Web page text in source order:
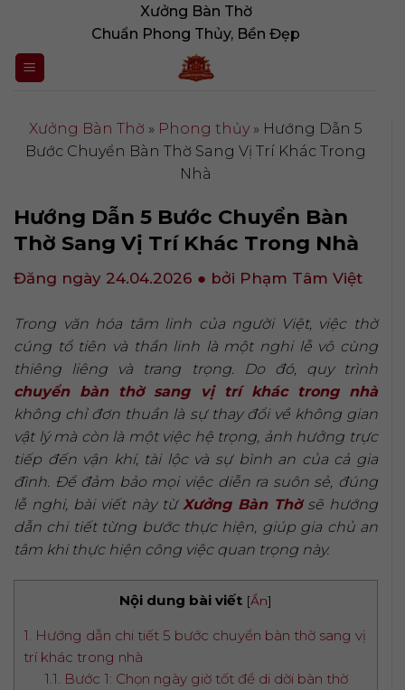
nội
dung
Xưởng Bàn Thờ
Chuẩn Phong Thủy, Bền Đẹp
Xưởng Bàn Thờ » Phong thủy » Hướng Dẫn 5
Bước Chuyển Bàn Thờ Sang Vị Trí Khác Trong
Nhà
Hướng Dẫn 5 Bước Chuyển Bàn
Thờ Sang Vị Trí Khác Trong Nhà
Đăng ngày 24.04.2026 ● bởi Phạm Tâm Việt
Trong văn hóa tâm linh của người Việt, việc thờ
cúng tổ tiên và thần linh là một nghi lễ vô cùng
thiêng liêng và trang trọng. Do đó, quy trình
chuyển bàn thờ sang vị trí khác trong nhà
không chỉ đơn thuần là sự thay đổi về không gian
vật lý mà còn là một việc hệ trọng, ảnh hưởng trực
tiếp đến vận khí, tài lộc và sự bình an của cả gia
đình. Để đảm bảo mọi việc diễn ra suôn sẻ, đúng
lễ nghi, bài viết này từ Xưởng Bàn Thờsẽ hướng
dẫn chi tiết từng bước thực hiện, giúp gia chủ an
tâm khi thực hiện công việc quan trọng này.
Nội dung bài viết [Ẩn]
1. Hướng dẫn chi tiết 5 bước chuyển bàn thờ sang vị
trí khác trong nhà
1.1. Bước 1: Chọn ngày giờ tốt để di dời bàn thờ